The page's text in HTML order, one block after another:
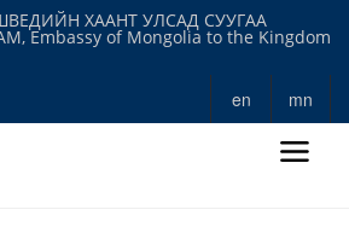
ХААНТ УЛСАД СУУГАА
Embassy of Mongolia to the Kingdom
en mn